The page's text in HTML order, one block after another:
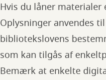
Hvis du låner
Oplysninger anvendes
bibliotekslovens
som kan tilgås af
Bemærk at enkelte